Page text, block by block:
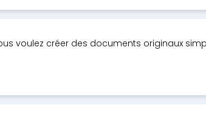
voulez créer des documents originaux